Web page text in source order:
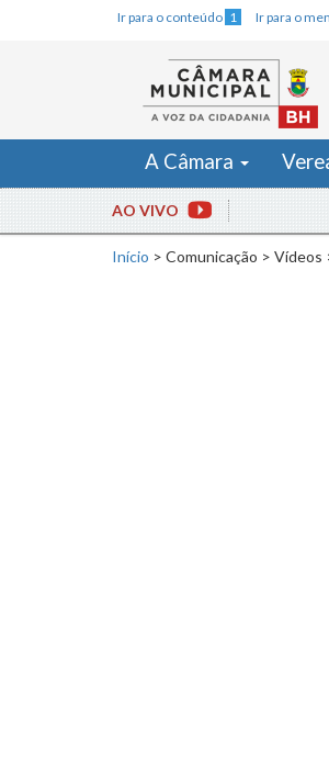
Ir para o conteúdo 1 Ir para o
A Câmara
AO VIVO
Início > Comunicação > Vídeos